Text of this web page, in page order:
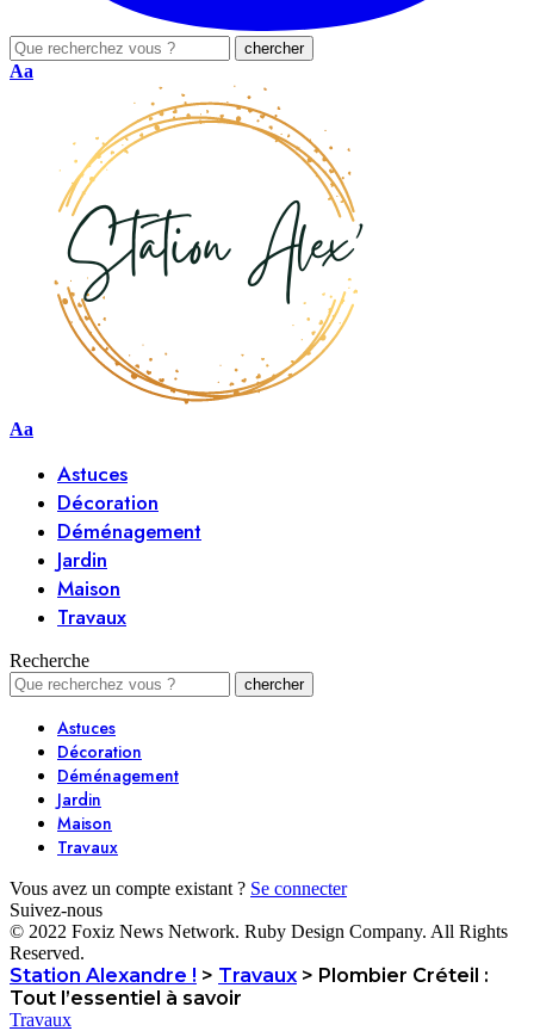
Aa
Aa
Astuces
Décoration
Déménagement
Jardin
Maison
Travaux
Recherche
Astuces
Décoration
Déménagement
Jardin
Maison
Travaux
Vous avez un compte existant ? Se connecter
Suivez-nous
© 2022 Foxiz News Network. Ruby Design Company. All Rights
Reserved.
Station Alexandre ! > Travaux > Plombier Créteil :
Tout l’essentiel à savoir
Travaux